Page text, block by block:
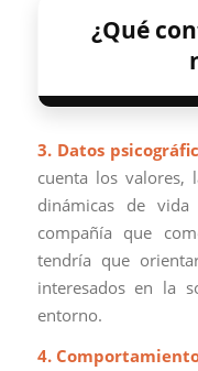
¿Qué
3. Datos
cuenta los valores,
dinámicas de
compañía que
tendría que
interesados en la
entorno.
4.